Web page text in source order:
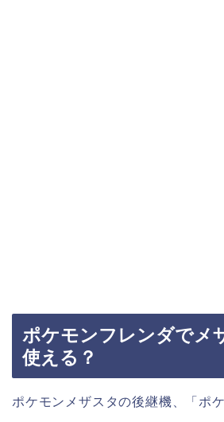
ポケモンフレンダでメ
使える？
ポケモンメザスタの後継機、「ポ